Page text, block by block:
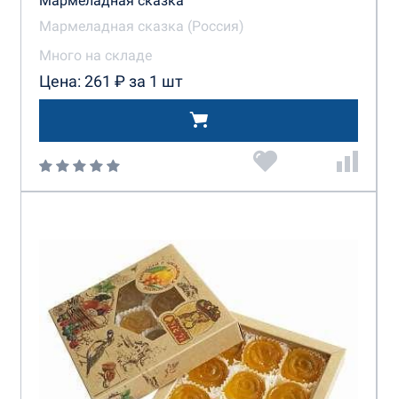
Мармеладная сказка (Россия)
Много на складе
Цена: 261 ₽ за 1 шт